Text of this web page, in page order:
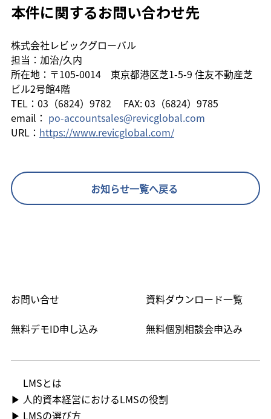
お知らせ一覧へ戻る
本件に関するお問い合わせ先
株式会社レビックグローバル
担当：加治/久内
所在地：〒105-0014　東京都港区芝1-5-9 住友不動産芝
ビル2号館4階
TEL：03（6824）9782 　FAX: 03（6824）9785
email： po-accountsales@revicglobal.com
URL： https://www.revicglobal.com/
無料個別相談会申込み
無料デモID申し込み
資料ダウンロード一覧
お問い合せ
LMS​とは
▶ 人的資本経営におけるLMSの役割
▶ LMSの選び方